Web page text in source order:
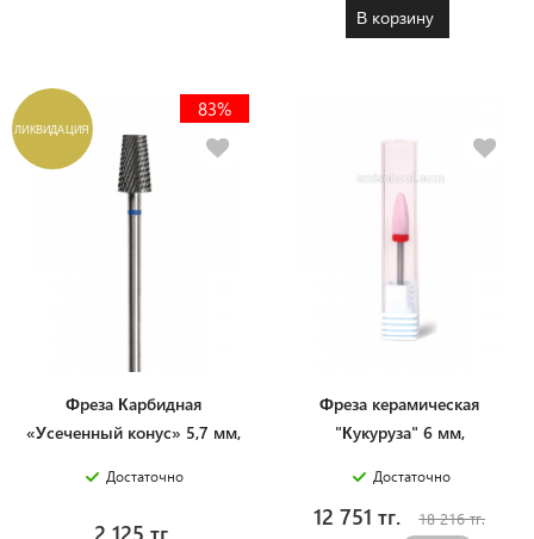
В корзину
ЛИКВИДАЦИЯ
83%
Фреза Карбидная
«Усеченный конус» 5,7 мм,
Достаточно
2 125 тг.
Фреза керамическая
"Кукуруза" 6 мм,
Достаточно
12 751 тг. 18 216 тг.